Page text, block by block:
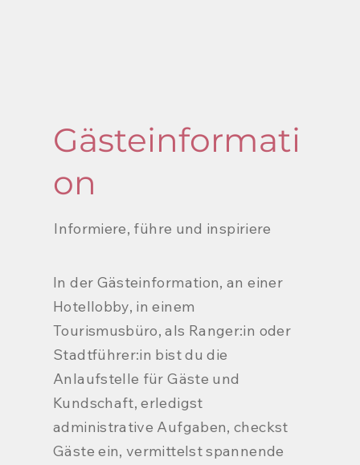
Gästeinformati
on
Informiere, führe und inspiriere
In der Gästeinformation, an einer
Hotellobby, in einem
Tourismusbüro, als Ranger:in oder
Stadtführer:in bist du die
Anlaufstelle für Gäste und
Kundschaft, erledigst
administrative Aufgaben, checkst
Gäste ein, vermittelst spannende